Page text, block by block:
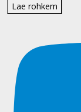
Lae rohkem